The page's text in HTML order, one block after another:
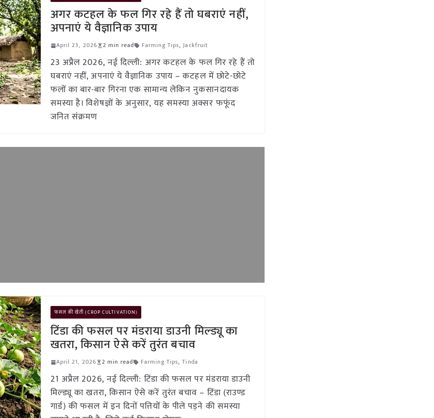
अगर कटहल के फल गिर रहे हैं तो घबराएं नहीं,
अपनाएं ये वैज्ञानिक उपाय
April 23, 2026 2 min read Farming Tips,Jackfruit
23 अप्रैल 2026, नई दिल्ली: अगर कटहल के फल गिर रहे हैं तो
घबराएं नहीं, अपनाएं ये वैज्ञानिक उपाय – कटहल में छोटे-छोटे
फलों का बार-बार गिरना एक सामान्य लेकिन नुकसानदायक
समस्या है। विशेषज्ञों के अनुसार, यह समस्या अक्सर फफूंद
जनित संक्रमण
फसल की खेती (CROP CULTIVATION)
टिंडा की फसल पर मंडराया डाउनी मिल्ड्यू का
खतरा, किसान ऐसे करें तुरंत बचाव
April 21, 2026 2 min read Farming Tips,Tinda
21 अप्रैल 2026, नई दिल्ली: टिंडा की फसल पर मंडराया डाउनी
मिल्ड्यू का खतरा, किसान ऐसे करें तुरंत बचाव – टिंडा (राउण्ड
गार्ड) की फसल में इन दिनों पत्तियों के पीले पड़ने की समस्या